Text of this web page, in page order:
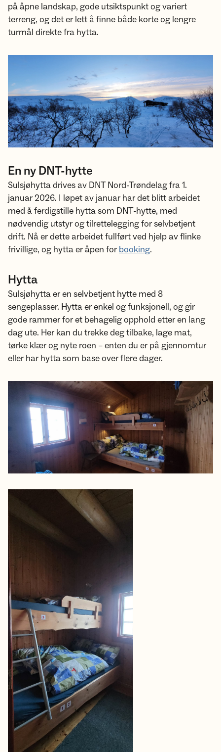
på åpne landskap, gode utsiktspunkt og variert
terreng, og det er lett å finne både korte og lengre
turmål direkte fra hytta.
En ny DNT-hytte
Sulsjøhytta drives av DNT Nord-Trøndelag fra 1.
januar 2026. I løpet av januar har det blitt arbeidet
med å ferdigstille hytta som DNT-hytte, med
nødvendig utstyr og tilrettelegging for selvbetjent
drift. Nå er dette arbeidet fullført ved hjelp av flinke
frivillige, og hytta er åpen for booking.
Hytta
Sulsjøhytta er en selvbetjent hytte med 8
sengeplasser. Hytta er enkel og funksjonell, og gir
gode rammer for et behagelig opphold etter en lang
dag ute. Her kan du trekke deg tilbake, lage mat,
tørke klær og nyte roen – enten du er på gjennomtur
eller har hytta som base over flere dager.